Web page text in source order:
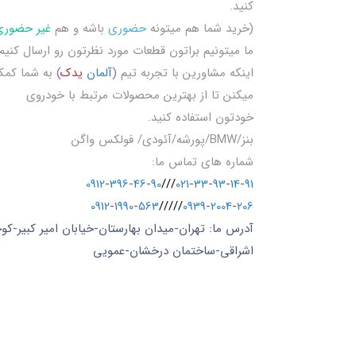
کنید.
(خرید شما هم میتونهحضوری باشه و همغیر
ما میتونیم براتون قطعات مورد نظرتون رو ارسال
اینکه مشاورین با تجربه تیم (آلمان یدک) به شما
میکنن تا از بهترین محصولات مرتبط با خودروی
خودتون استفاده کنید.
بنز/BMW/پورشه/آئودی/ فولکس واگن
شماره های تماس ما:
021-33-93-14-91
///
0912-396-46-90
0939-2004-206
/////
0912-1990-563
آدرس ما: تهران-میدان بهارستان-خیابان امیر کبیر-
اشراقی-ساختمان درخشان-عمویی